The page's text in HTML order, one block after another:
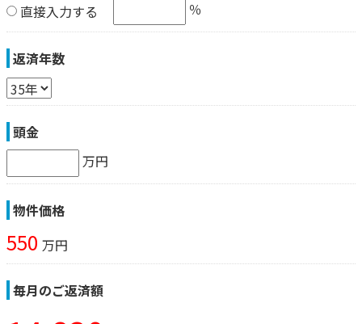
直接入力する ％
返済年数
頭金
万円
物件価格
550 万円
毎月のご返済額